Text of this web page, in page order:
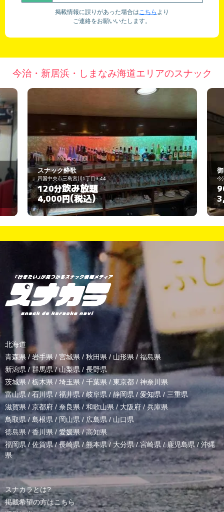
掲載情報に誤りがあった場合はこちら より
ご連絡をお願いいたします。
今治・新居浜・しまなみ海道エリアのスナック
御蔵
今治市共栄町４丁目３－３４
90分飲み放題
3,000円(税込)
北海道
青森県 / 岩手県/ 宮城県 / 秋田県 / 山形県/ 福島県
新潟県 /群馬県/山梨県 / 長野県
茨城県 / 栃木県 / 埼玉県 / 千葉県 / 東京都 / 神奈川県
富山県 /石川県/福井県/岐阜県 / 静岡県 / 愛知県 / 三重県
滋賀県 / 京都府 / 奈良県 / 和歌山県/ 大阪府 /兵庫県
鳥取県/ 島根県 /岡山県/ 広島県 / 山口県
徳島県 /香川県 / 愛媛県/高知県
福岡県/佐賀県/長崎県 /熊本県/ 大分県/宮崎県 /鹿児島県 / 沖縄
県
スナカラとは?
掲載希望の方はこちら